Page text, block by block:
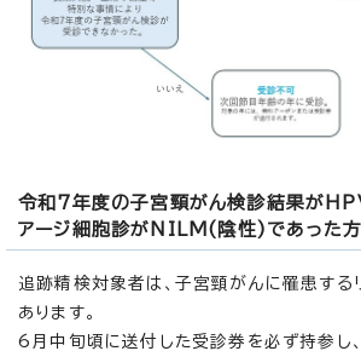
令和7年度の子宮頸がん検診結果が
アージ細胞診がNILM(陰性)であった
追跡精検対象者は、子宮頸がんに罹患する
あります。
6月中旬頃に送付した受診券を必ず持参し